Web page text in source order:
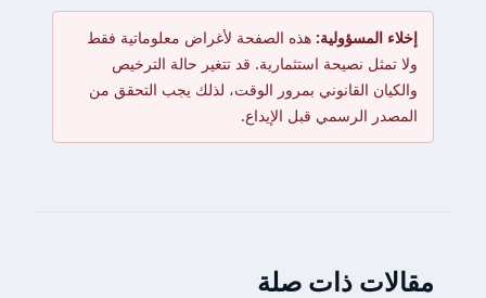
إخلاء المسؤولية: هذه الصفحة لأغراض معلوماتية فقط
ولا تمثل نصيحة استثمارية. قد تتغير حالة الترخيص
والكيان القانوني بمرور الوقت، لذلك يجب التحقق من
المصدر الرسمي قبل الإيداع.
مقالات ذات صلة